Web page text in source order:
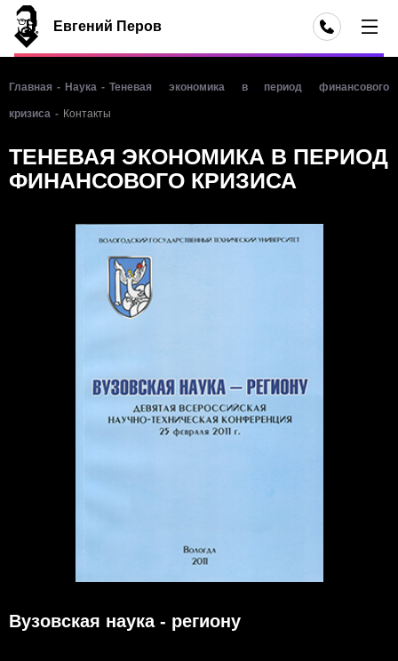
Евгений Перов
Главная - Наука - Теневая экономика в период финансового
кризиса - Контакты
ТЕНЕВАЯ ЭКОНОМИКА В ПЕРИОД
ФИНАНСОВОГО КРИЗИСА
Вузовская наука - региону